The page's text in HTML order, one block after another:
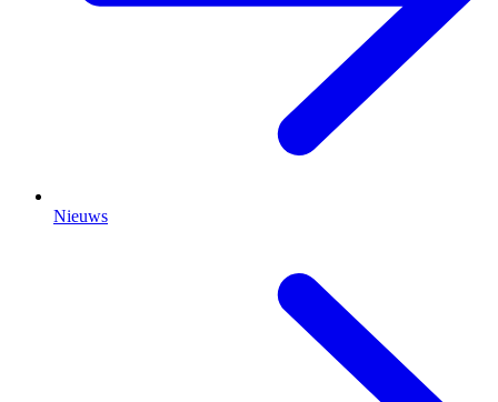
Nieuws